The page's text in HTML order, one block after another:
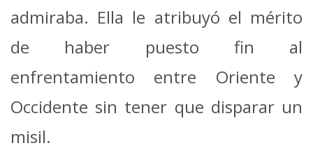
admiraba. Ella le atribuyó el mérito
de haber puesto fin al
enfrentamiento entre Oriente y
Occidente sin tener que disparar un
misil.